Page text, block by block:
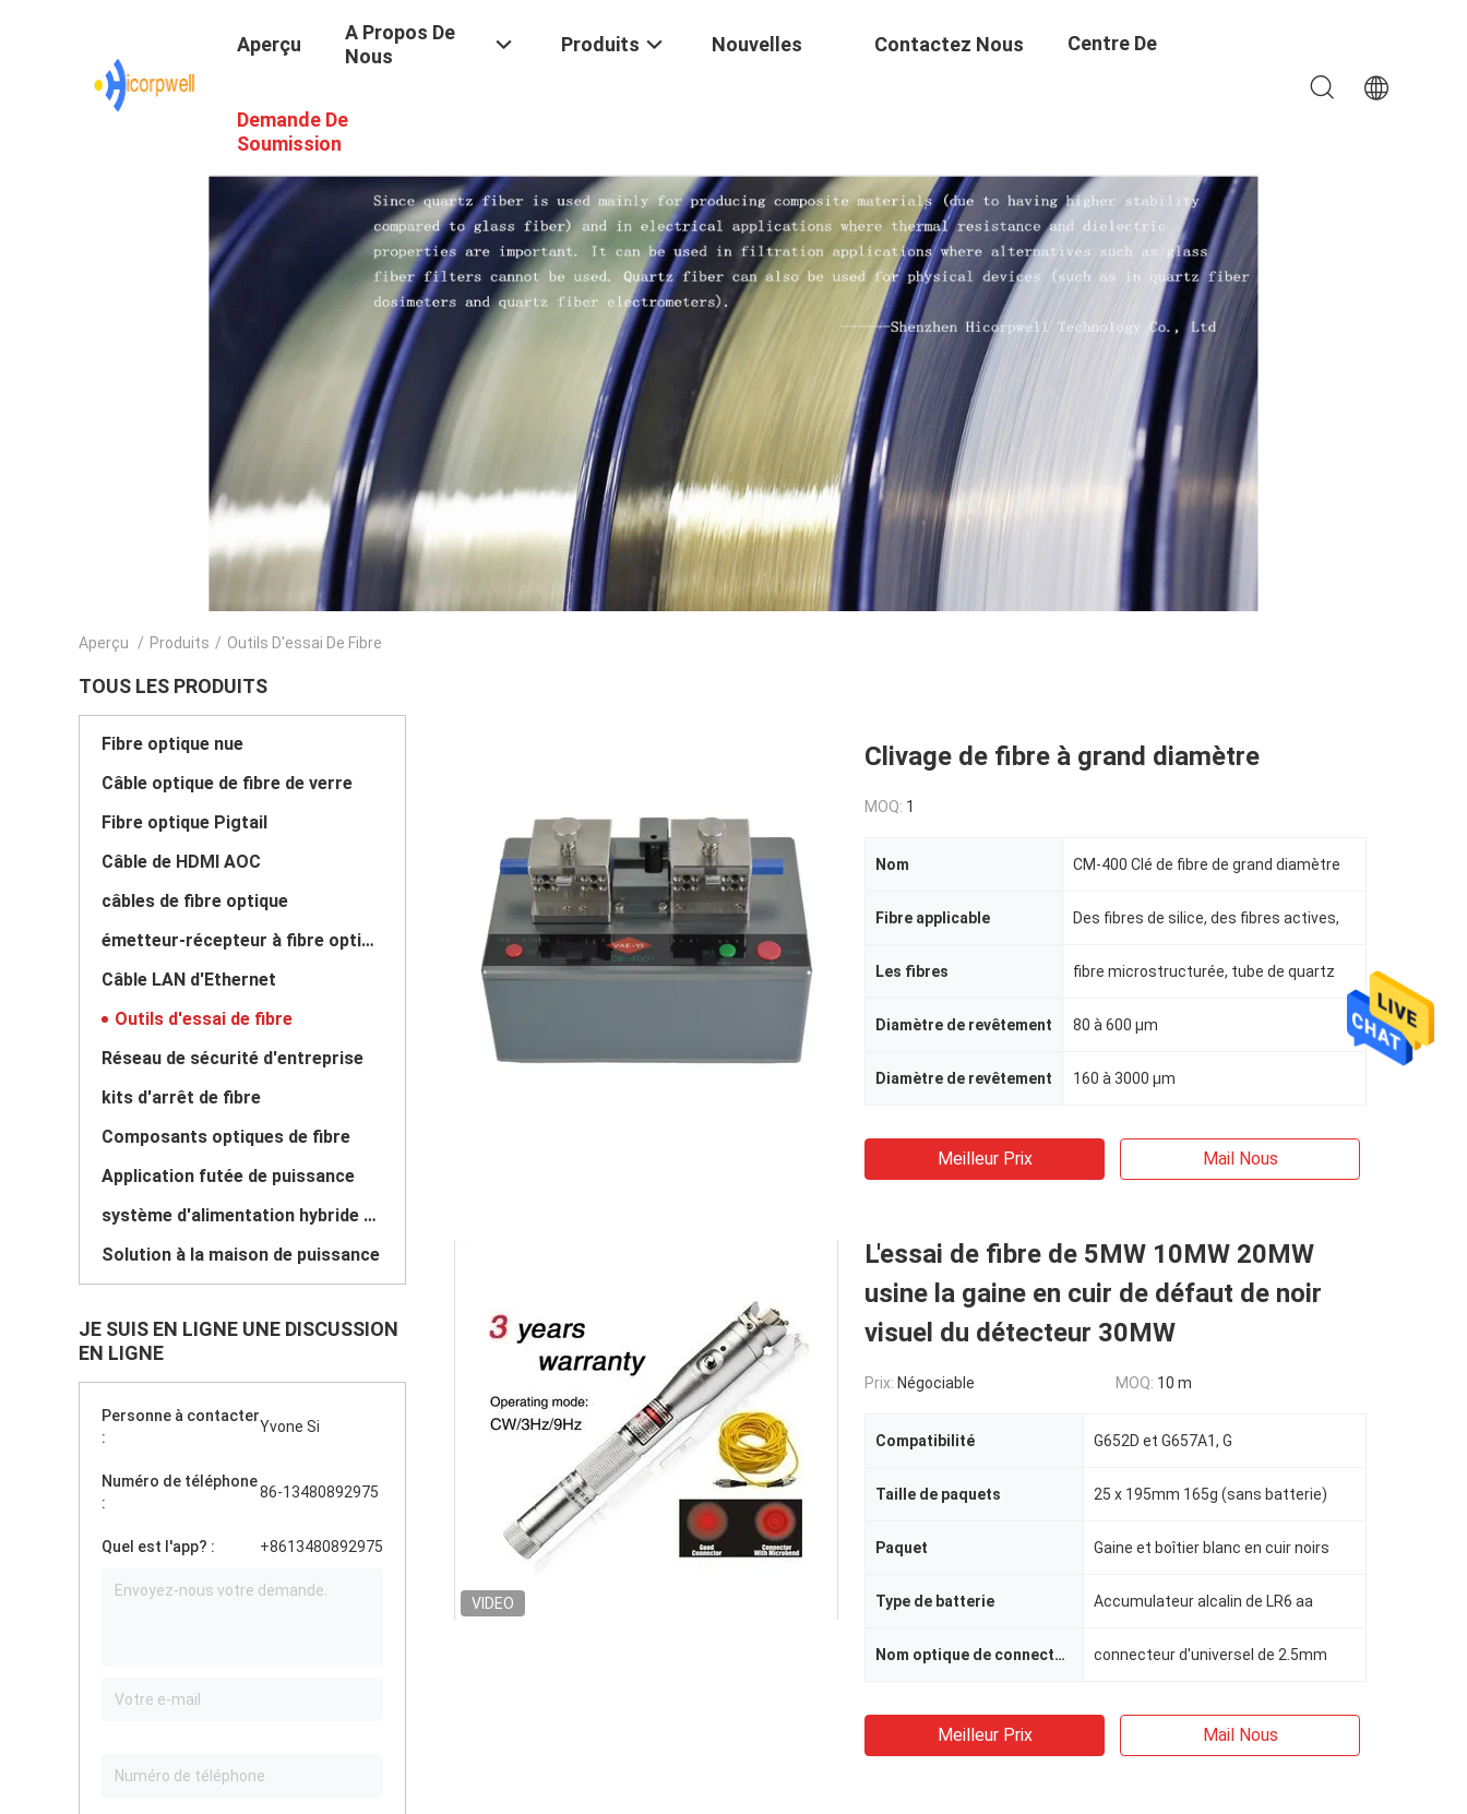
Aperçu
A Propos De
Nous
Produits Nouvelles Contactez Nous Centre De
Demande De
Soumission
Aperçu / Produits / Outils D'essai De Fibre
TOUS LES PRODUITS
Fibre optique nue
Câble optique de fibre de verre
Fibre optique Pigtail
Câble de HDMI AOC
câbles de fibre optique
émetteur-récepteur à fibre optique
Câble LAN d'Ethernet
Outils d'essai de fibre
Réseau de sécurité d'entreprise
kits d'arrêt de fibre
Composants optiques de fibre
Application futée de puissance
système d'alimentation hybride de vent solaire
Solution à la maison de puissance
JE SUIS EN LIGNE UNE DISCUSSION
EN LIGNE
Personne à contacter
:
Yvone Si
Numéro de téléphone
:
86-13480892975
Quel est l'app? : +8613480892975
Clivage de fibre à grand diamètre
MOQ: 1
Nom CM-400 Clé de fibre de grand diamètre
Fibre applicable Des fibres de silice, des fibres actives,
Les fibres fibre microstructurée, tube de quartz
Diamètre de revêtement 80 à 600 μm
Diamètre de revêtement 160 à 3000 μm
Meilleur Prix Mail Nous
VIDEO
L'essai de fibre de 5MW 10MW 20MW
usine la gaine en cuir de défaut de noir
visuel du détecteur 30MW
Prix: Négociable MOQ: 10 m
Compatibilité G652D et G657A1, G
Taille de paquets 25 x 195mm 165g (sans batterie)
Paquet Gaine et boîtier blanc en cuir noirs
Type de batterie Accumulateur alcalin de LR6 aa
Nom optique de connectorFull connecteur d'universel de 2.5mm
Meilleur Prix Mail Nous